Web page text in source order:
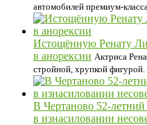
автомобилей премиум-
Истощённую Ренату
в анорексии Актриса
стройной, хрупкой фигурой.
В Чертаново 52-
в изнасиловании